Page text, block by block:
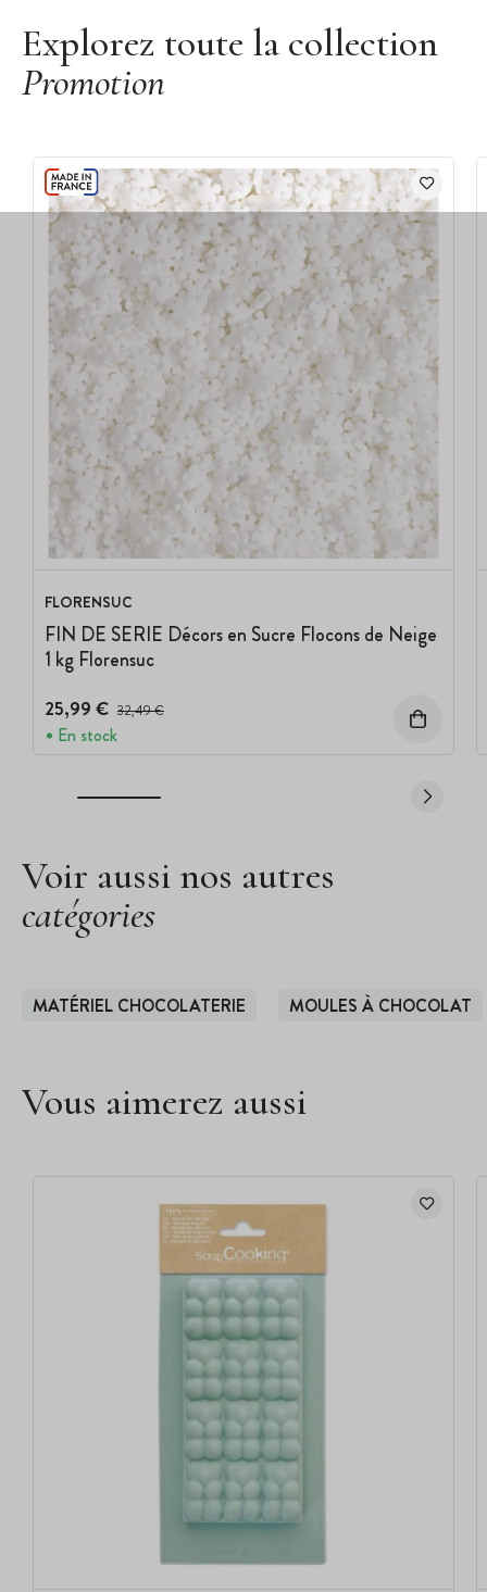
Explorez toute la collection
Promotion
FLORENSUC
FIN DE SERIE Décors en Sucre Flocons de Neige
1 kg Florensuc
25,99 € Prix avant réduction :
32,49 €
En stock
Voir aussi nos autres
catégories
MATÉRIEL CHOCOLATERIE MOULES À CHOCOLAT
Vous aimerez aussi